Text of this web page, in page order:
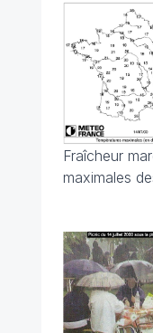
Fraîcheur
maximales